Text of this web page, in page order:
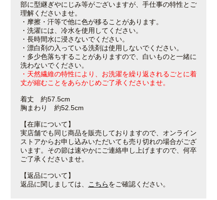
部に型継ぎやにじみ等がございますが、手仕事の特性とご
理解くださいませ。
・摩擦・汗等で他に色が移ることがあります。
・洗濯には、冷水を使用してください。
・長時間水に浸さないでください。
・漂白剤の入っている洗剤は使用しないでください。
・多少色落ちすることがありますので、白いものと一緒に
洗わないでください。
・天然繊維の特性により、お洗濯を繰り返されるごとに着
丈が縮むことをあらかじめご了承くださいませ。
着丈 約57.5cm
胸まわり 約52.5cm
【在庫について】
実店舗でも同じ商品を販売しておりますので、オンライン
ストアからお申し込みいただいても売り切れの場合がござ
います。その節は速やかにご連絡申し上げますので、何卒
ご了承くださいませ。
【返品について】
返品に関しましては、
こちらをご確認ください。